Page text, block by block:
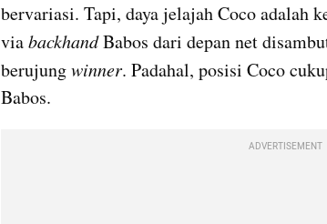
bervariasi. Tapi, daya jelajah Coco adalah
via backhandBabos dari depan net
berujung winner
Babos.
ADVERTISEMENT